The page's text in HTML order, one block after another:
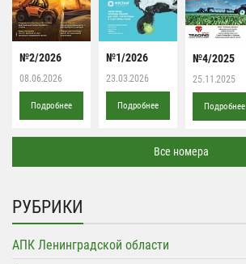
№2/2026
08.06.2026
Подробнее
№1/2026
23.03.2026
Подробнее
№4/2025
25.11.2025
Подробнее
Все номера
РУБРИКИ
АПК Ленинградской области